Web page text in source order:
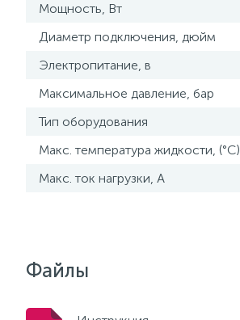
Мощность, Вт
Диаметр подключения, дюйм
Электропитание, в
Максимальное давление, бар
Тип оборудования
Макс. температура жидкости, (°С)
Maкс. ток нагрузки, А
Файлы